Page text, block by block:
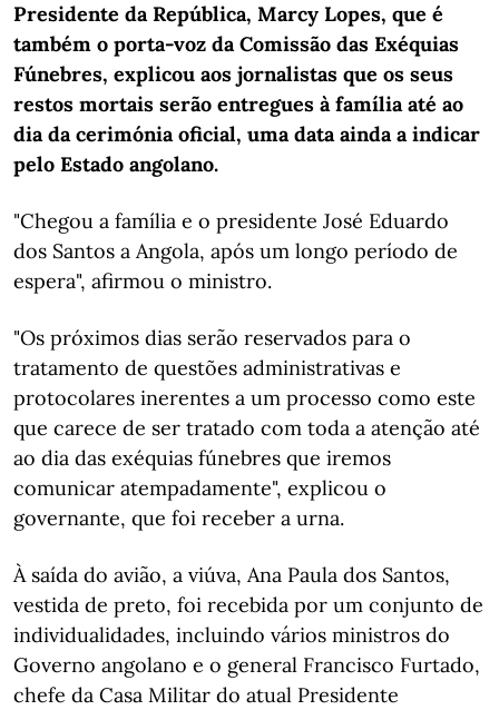
Presidente da República, Marcy Lopes, que é
também o porta-voz da Comissão das Exéquias
Fúnebres, explicou aos jornalistas que os seus
restos mortais serão entregues à família até ao
dia da cerimónia oficial, uma data ainda a indicar
pelo Estado angolano.
"Chegou a família e o presidente José Eduardo
dos Santos a Angola, após um longo período de
espera", afirmou o ministro.
"Os próximos dias serão reservados para o
tratamento de questões administrativas e
protocolares inerentes a um processo como este
que carece de ser tratado com toda a atenção até
ao dia das exéquias fúnebres que iremos
comunicar atempadamente", explicou o
governante, que foi receber a urna.
À saída do avião, a viúva, Ana Paula dos Santos,
vestida de preto, foi recebida por um conjunto de
individualidades, incluindo vários ministros do
Governo angolano e o general Francisco Furtado,
chefe da Casa Militar do atual Presidente